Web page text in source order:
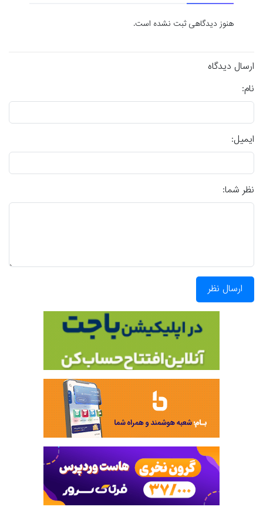
هنوز دیدگاهی ثبت نشده است.
ارسال دیدگاه
نام:
ایمیل:
نظر شما:
ارسال نظر